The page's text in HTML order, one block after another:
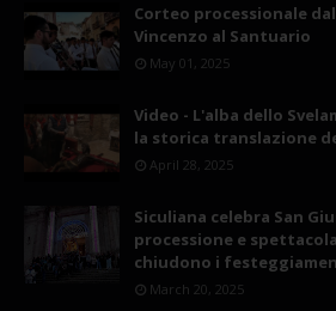
Corteo processionale
Vincenzo al Santuario
May 01, 2025
Video - L'alba dello
la storica translazione
April 28, 2025
Siculiana celebra San
processione e
chiudono i
March 20, 2025